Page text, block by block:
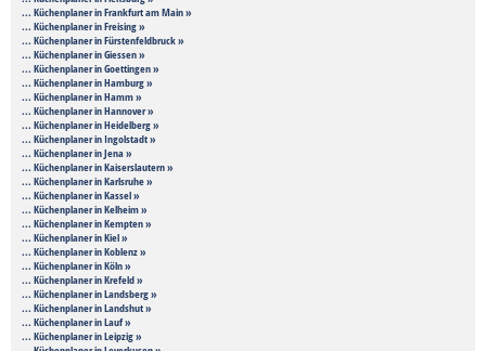
... Küchenplaner in Frankfurt am Main »
... Küchenplaner in Freising »
... Küchenplaner in Fürstenfeldbruck »
... Küchenplaner in Giessen »
... Küchenplaner in Goettingen »
... Küchenplaner in Hamburg »
... Küchenplaner in Hamm »
... Küchenplaner in Hannover »
... Küchenplaner in Heidelberg »
... Küchenplaner in Ingolstadt »
... Küchenplaner in Jena »
... Küchenplaner in Kaiserslautern »
... Küchenplaner in Karlsruhe »
... Küchenplaner in Kassel »
... Küchenplaner in Kelheim »
... Küchenplaner in Kempten »
... Küchenplaner in Kiel »
... Küchenplaner in Koblenz »
... Küchenplaner in Köln »
... Küchenplaner in Krefeld »
... Küchenplaner in Landsberg »
... Küchenplaner in Landshut »
... Küchenplaner in Lauf »
... Küchenplaner in Leipzig »